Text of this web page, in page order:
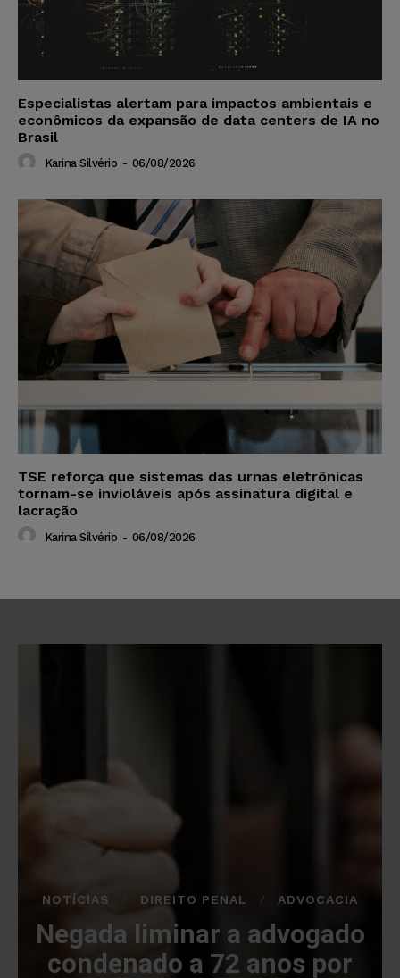
Especialistas alertam para impactos ambientais e
econômicos da expansão de data centers de IA no
Brasil
Karina Silvério - 06/08/2026
TSE reforça que sistemas das urnas eletrônicas
tornam-se invioláveis após assinatura digital e
lacração
Karina Silvério - 06/08/2026